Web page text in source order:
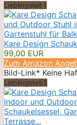
Lieblingsteil 1
Kare Design
99,00 EUR
Zum Amazon
Bild-Link* Keine
Lieblingsteil 2